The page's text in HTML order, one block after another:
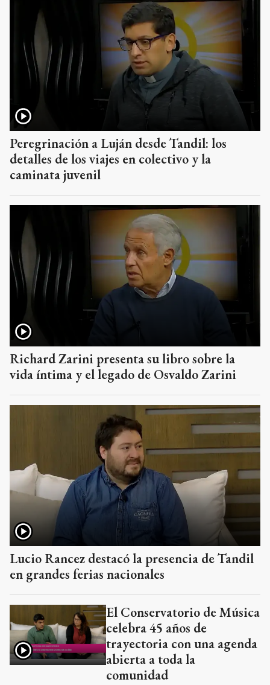
Peregrinación a Luján desde Tandil: los
detalles de los viajes en colectivo y la
caminata juvenil
Richard Zarini presenta su libro sobre la
vida íntima y el legado de Osvaldo Zarini
Lucio Rancez destacó la presencia de Tandil
en grandes ferias nacionales
El Conservatorio de Música
celebra 45 años de
trayectoria con una agenda
abierta a toda la
comunidad